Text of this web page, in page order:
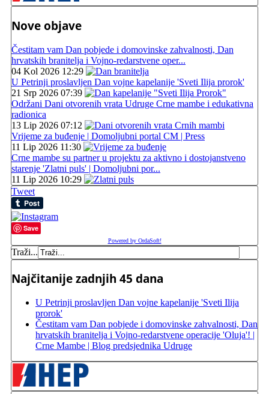
Nove objave
Čestitam vam Dan pobjede i domovinske zahvalnosti, Dan
hrvatskih branitelja i Vojno-redarstvene oper...
04 Kol 2026 12:29
U Petrinji proslavljen Dan vojne kapelanije 'Sveti Ilija prorok'
21 Srp 2026 07:39
Održani Dani otvorenih vrata Udruge Crne mambe i edukativna
radionica
13 Lip 2026 07:12
Vrijeme za buđenje | Domoljubni portal CM | Press
11 Lip 2026 11:30
Crne mambe su partner u projektu za aktivno i dostojanstveno
starenje 'Zlatni puls' | Domoljubni por...
11 Lip 2026 10:29
Tweet
Save
Powered by OrdaSoft!
Traži...
Najčitanije zadnjih 45 dana
U Petrinji proslavljen Dan vojne kapelanije 'Sveti Ilija
prorok'
Čestitam vam Dan pobjede i domovinske zahvalnosti, Dan
hrvatskih branitelja i Vojno-redarstvene operacije 'Oluja'! |
Crne Mambe | Blog predsjednika Udruge